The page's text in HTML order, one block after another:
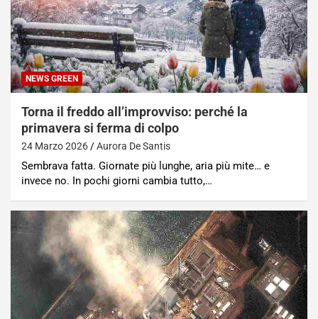
NEWS GREEN
Torna il freddo all’improvviso: perché la
primavera si ferma di colpo
24 Marzo 2026 Aurora De Santis
Sembrava fatta. Giornate più lunghe, aria più mite… e
invece no. In pochi giorni cambia tutto,…